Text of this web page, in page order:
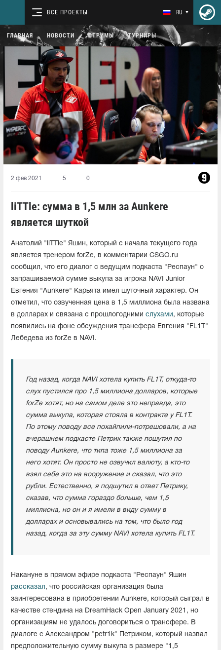
ВСЕ ПРОЕКТЫ RU
ГЛАВНАЯ НОВОСТИ СТРИМЫ ТУРНИРЫ
2 фев 2021 5 0
liTTle: сумма в 1,5 млн за Aunkere
является шуткой
Анатолий "liTTle" Яшин, который с начала текущего года
является тренером forZe, в комментарии CSGO.ru
сообщил, что его диалог с ведущим подкаста "Респаун" о
запрашиваемой сумме выкупа за игрока NAVI Junior
Евгения "Aunkere" Карьята имел шуточный характер. Он
отметил, что озвученная цена в 1,5 миллиона была названа
в долларах и связана с прошлогодними слухами, которые
появились на фоне обсуждения трансфера Евгения "FL1T"
Лебедева из forZe в NAVI.
Год назад, когда NAVI хотела купить FL1T, откуда-то
слух пустился про 1,5 миллиона долларов, которые
forZe хотят, но на самом деле это неправда, это
сумма выкупа, которая стояла в контракте у FL1T.
По этому поводу все похайпили-потрешовали, а на
вчерашнем подкасте Петрик также пошутил по
поводу Aunkere, что типа тоже 1,5 миллиона за
него хотят. Он просто не озвучил валюту, а кто-то
взял себе это на вооружение и сказал, что это
рубли. Естественно, я подшутил в ответ Петрику,
сказав, что сумма гораздо больше, чем 1,5
миллиона, но он и я имели в виду сумму в
долларах и основывались на том, что было год
назад, когда за эту сумму NAVI хотела купить FL1T.
Накануне в прямом эфире подкаста "Респаун" Яшин
рассказал, что российская организация была
заинтересована в приобретении Aunkere, который сыграл в
качестве стендина на DreamHack Open January 2021, но
организациям не удалось договориться о трансфере. В
диалоге с Александром "petr1k" Петриком, который назвал
предположительную сумму выкупа в размере "1,5